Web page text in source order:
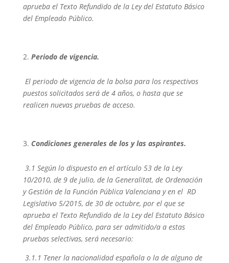
aprueba el Texto Refundido de la Ley del Estatuto Básico
del Empleado Público.
Periodo de vigencia.
El periodo de vigencia de la bolsa para los respectivos
puestos solicitados será de 4 años, o hasta que se
realicen nuevas pruebas de acceso.
Condiciones generales de los y las aspirantes.
3.1 Según lo dispuesto en el artículo 53 de la Ley
10/2010, de 9 de julio, de la Generalitat, de Ordenación
y Gestión de la Función Pública Valenciana y en el RD
Legislativo 5/2015, de 30 de octubre, por el que se
aprueba el Texto Refundido de la Ley del Estatuto Básico
del Empleado Público, para ser admitido/a a estas
pruebas selectivas, será necesario:
3.1.1 Tener la nacionalidad española o la de alguno de